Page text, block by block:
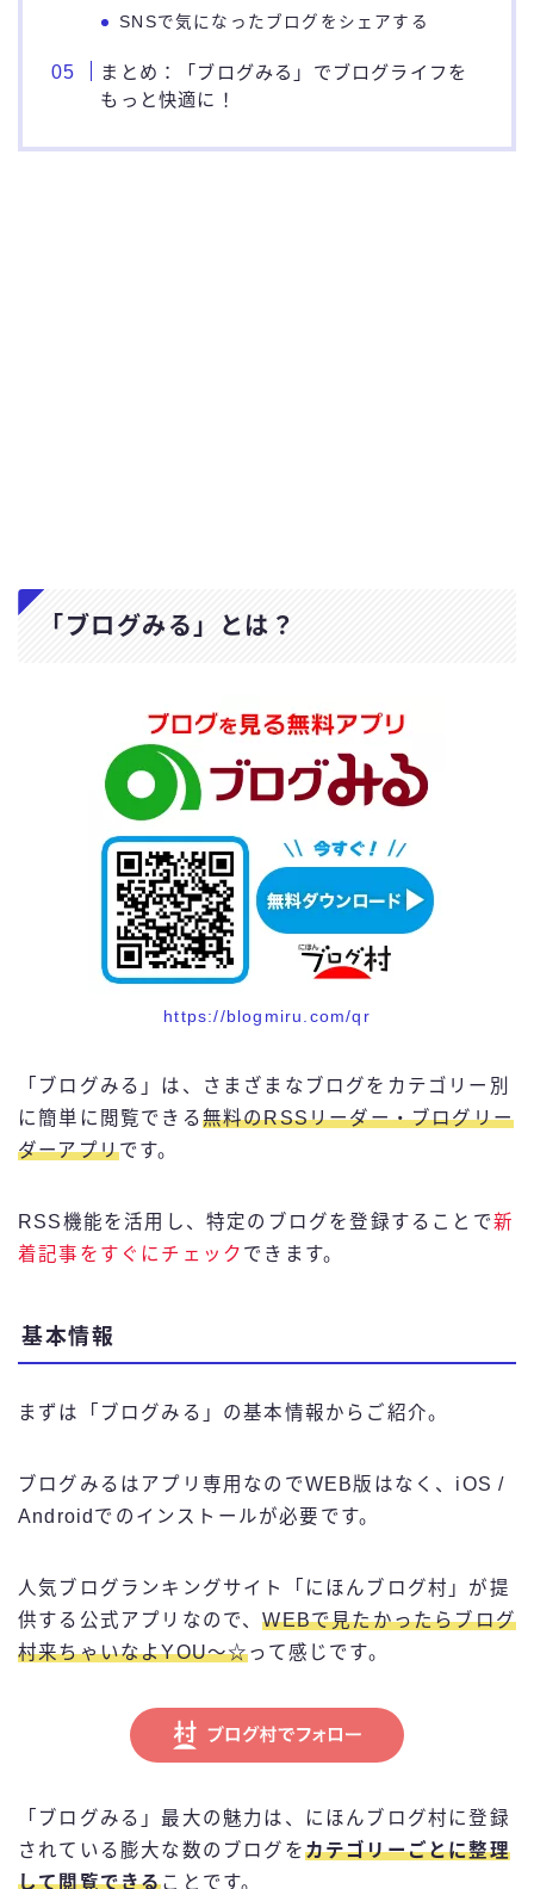
SNSで気になったブログをシェアする
まとめ：「ブログみる」でブログライフを
もっと快適に！
「ブログみる」とは？
https://blogmiru.com/qr
「ブログみる」は、さまざまなブログをカテゴリー別
に簡単に閲覧できる無料のRSSリーダー・ブログリー
ダーアプリです。
RSS機能を活用し、特定のブログを登録することで新
着記事をすぐにチェック できます。
基本情報
まずは「ブログみる」の基本情報からご紹介。
ブログみるはアプリ専用なのでWEB版はなく、iOS /
Androidでのインストールが必要です。
人気ブログランキングサイト「にほんブログ村」が提
供する公式アプリなので、WEBで見たかったらブログ
村来ちゃいなよYOU〜☆って感じです。
「ブログみる」最大の魅力は、にほんブログ村に登録
されている膨大な数のブログをカテゴリーごとに整理
して閲覧できることです。